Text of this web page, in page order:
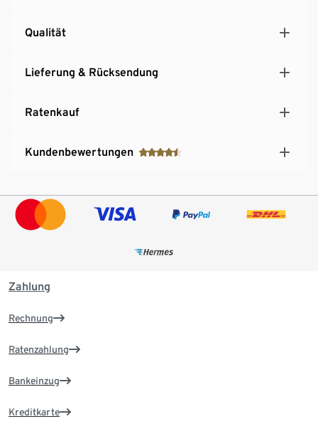
Qualität
Lieferung & Rücksendung
Ratenkauf
Kundenbewertungen
Zahlung
Rechnung
Ratenzahlung
Bankeinzug
Kreditkarte